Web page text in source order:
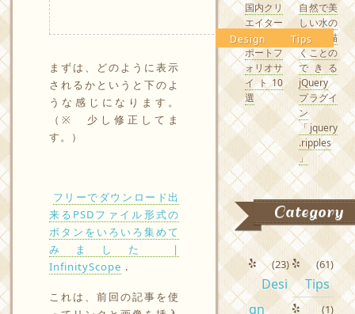
まずは、どのように表示
されるかというと下のよ
うな感じになります。
（※ 少し修正してま
す。）
フリーでダウンロード出
来るPSDファイル形式の
ボタンをいろいろ集めて
みました |
InfinityScope .
これは、前回の記事を使
Design
国内クリ
エイター
の素敵な
ポートフ
ォリオサ
イト10
選
Tips
自然で美
しい水の
波紋を描
くことの
できる
jQuery
プラグイ
ン
「jquery
.ripples
」
Category
Desi
gn
(23)
Tips
(61)
(1)